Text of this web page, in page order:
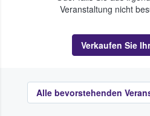
Veranstaltung nicht
Verkaufen Sie
Alle bevorstehenden